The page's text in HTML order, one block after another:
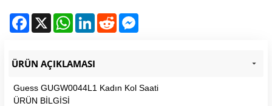
Facebook
X WhatsAppLinkedInReddit
ÜRÜN AÇIKLAMASI
Guess GUGW0044L1 Kadın Kol Saati
ÜRÜN BİLGİSİ